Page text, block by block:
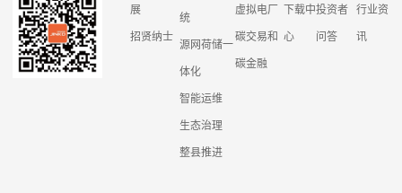
展
招贤纳士
统
源网荷储一
体化
智能运维
生态治理
整县推进
虚拟电厂
碳交易和
碳金融
下载中
心
投资者
问答
行业资
讯